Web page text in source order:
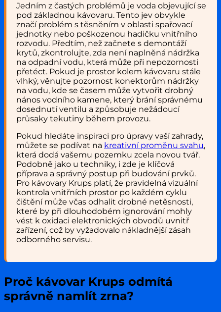
Jedním z častých problémů je voda objevující se
pod základnou kávovaru. Tento jev obvykle
značí problém s těsněním v oblasti spařovací
jednotky nebo poškozenou hadičku vnitřního
rozvodu. Předtím, než začnete s demontáží
krytů, zkontrolujte, zda není naplněná nádržka
na odpadní vodu, která může při nepozornosti
přetéct. Pokud je prostor kolem kávovaru stále
vlhký, věnujte pozornost konektorům nádržky
na vodu, kde se časem může vytvořit drobný
nános vodního kamene, který brání správnému
dosednutí ventilu a způsobuje nežádoucí
průsaky tekutiny během provozu.
Pokud hledáte inspiraci pro úpravy vaší zahrady,
můžete se podívat na kreativní proměnu svahu,
která dodá vašemu pozemku zcela novou tvář.
Podobně jako u techniky, i zde je klíčová
příprava a správný postup při budování prvků.
Pro kávovary Krups platí, že pravidelná vizuální
kontrola vnitřních prostor po každém cyklu
čištění může včas odhalit drobné netěsnosti,
které by při dlouhodobém ignorování mohly
vést k oxidaci elektronických obvodů uvnitř
zařízení, což by vyžadovalo nákladnější zásah
odborného servisu.
Proč kávovar Krups odmítá
správně namlít zrna?